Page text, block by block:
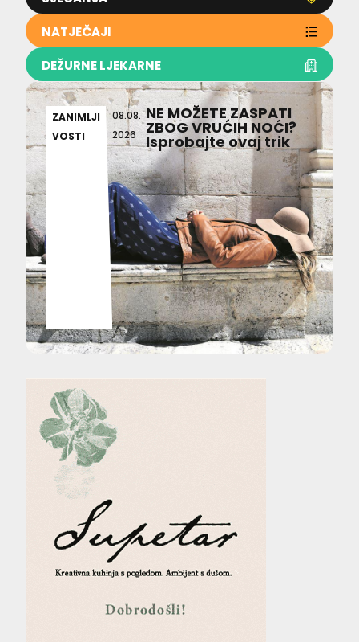
NATJEČAJI
DEŽURNE LJEKARNE
ZANIMLJI
VOSTI
08.08.
2026
NE MOŽETE ZASPATI
ZBOG VRUĆIH NOĆI?
Isprobajte ovaj trik